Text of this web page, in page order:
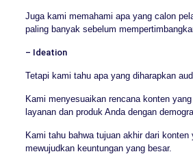
Juga kami memahami apa yang calon
paling banyak sebelum
– Ideation
Tetapi kami tahu apa yang diharapkan
Kami menyesuaikan rencana konten
layanan dan produk Anda dengan
Kami tahu bahwa tujuan akhir dari konten
mewujudkan keuntungan yang besar.